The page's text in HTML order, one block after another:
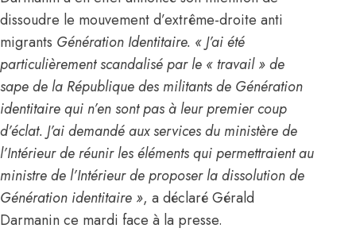
dissoudre le mouvement d’extrême-droite anti
migrants Génération Identitaire. « J’ai été
particulièrement scandalisé par le « travail » de
sape de la République des militants de Génération
identitaire qui n’en sont pas à leur premier coup
d’éclat. J’ai demandé aux services du ministère de
l’Intérieur de réunir les éléments qui permettraient au
ministre de l’Intérieur de proposer la dissolution de
Génération identitaire », a déclaré Gérald
Darmanin ce mardi face à la presse.